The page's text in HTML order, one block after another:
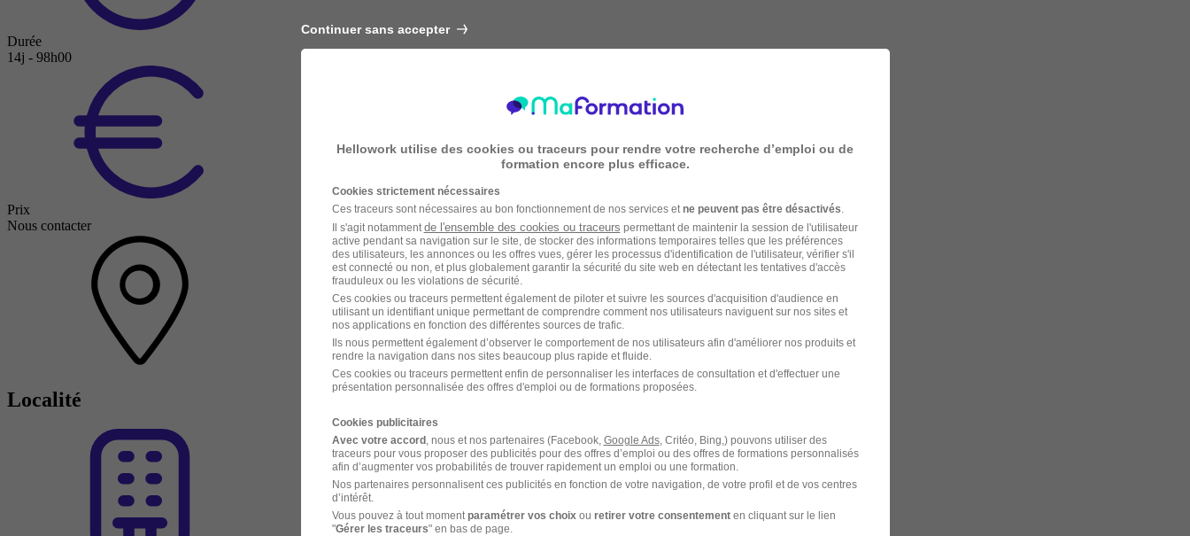
Durée
14j - 98h00
Prix
Nous contacter
Localité
Continuer sans accepter
Hellowork utilise des cookies ou traceurs pour rendre votre recherche d’emploi ou de
formation encore plus efficace.
Cookies strictement nécessaires
Ces traceurs sont nécessaires au bon fonctionnement de nos services et ne peuvent pas être désactivés
Il s'agit notamment de l'ensemble des cookies ou traceurs permettant de maintenir la session de l'utilisateur
active pendant sa navigation sur le site, de stocker des informations temporaires telles que les préférences
des utilisateurs, les annonces ou les offres vues, gérer les processus d'identification de l'utilisateur, vérifier s'il
est connecté ou non, et plus globalement garantir la sécurité du site web en détectant les tentatives d'accès
frauduleux ou les violations de sécurité.
Ces cookies ou traceurs permettent également de piloter et suivre les sources d'acquisition d'audience en
utilisant un identifiant unique permettant de comprendre comment nos utilisateurs naviguent sur nos sites et
nos applications en fonction des différentes sources de trafic.
Ils nous permettent également d’observer le comportement de nos utilisateurs afin d'améliorer nos produits et
rendre la navigation dans nos sites beaucoup plus rapide et fluide.
Ces cookies ou traceurs permettent enfin de personnaliser les interfaces de consultation et d'effectuer une
présentation personnalisée des offres d'emploi ou de formations proposées.
Cookies publicitaires
Avec votre accord, nous et nos partenaires (Facebook, Google Ads, Critéo, Bing,) pouvons utiliser des
traceurs pour vous proposer des publicités pour des offres d’emploi ou des offres de formations personnalisés
afin d’augmenter vos probabilités de trouver rapidement un emploi ou une formation.
Nos partenaires personnalisent ces publicités en fonction de votre navigation, de votre profil et de vos centres
d’intérêt.
Vous pouvez à tout moment paramétrer vos choix ou retirer votre consentementen cliquant sur le lien
"Gérer les traceurs" en bas de page.